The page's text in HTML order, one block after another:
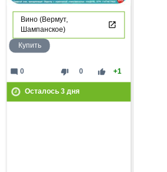
Вино (Вермут,
Шампанское)
Купить
thumb_down 0 thumb_up +1
mode_comment 0
Осталось 3дня